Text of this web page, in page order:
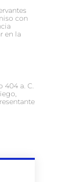
con
en la
404 a. C.